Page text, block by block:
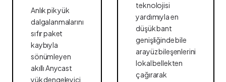
Anlık pik yük
dalgalanmalarını
sıfır paket
kaybıyla
sönümleyen
akıllı Anycast
yük dengeleyici
teknolojisi
yardımıyla en
düşük bant
genişliğinde bile
arayüz bileşenlerini
lokal bellekten
çağırarak